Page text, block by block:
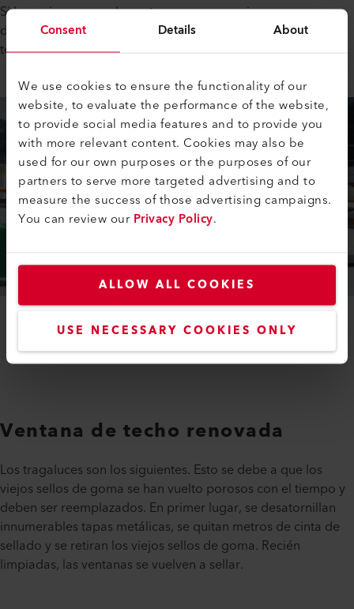
Consent Details About
We use cookies to ensure the functionality of our
website, to evaluate the performance of the website,
to provide social media features and to provide you
with more relevant content. Cookies may also be
used for our own purposes or the purposes of our
partners to serve more targeted advertising and to
measure the success of those advertising campaigns.
You can review ourPrivacy Policy.
ALLOW ALL COOKIES
USE NECESSARY COOKIES ONLY
Si hoy miramos por la ventana, vemos una imagen muy
diferente. Los últimos metros cuadrados de la superficie del
techo ya están siendo aislados y sellados hoy.
metros cuadrados de superficie de techo plano de la sede de Leister
en Kägiswil, Suiza, el 20 de julio de 2020.
Ventana de techo renovada
Los tragaluces son los siguientes. Esto se debe a que los
viejos sellos de goma se han vuelto porosos con el tiempo y
deben ser reemplazados. En primer lugar, se desatornillan
innumerables tapas metálicas, se quitan metros de cinta de
sellado y se retiran los viejos sellos de goma. Recién
limpiadas, las ventanas se vuelven a sellar.